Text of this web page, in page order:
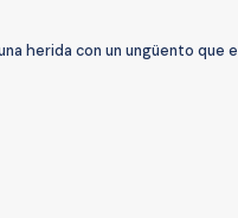
herida con un ungüento que el